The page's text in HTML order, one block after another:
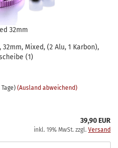
32mm
32mm, Mixed, (2 Alu, 1 Karbon),
(1)
(Ausland abweichend)
39,90 EUR
inkl. 19% MwSt. zzgl. Versand